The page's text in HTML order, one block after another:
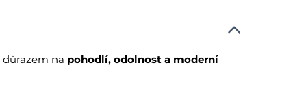
na pohodlí, odolnost a moderní